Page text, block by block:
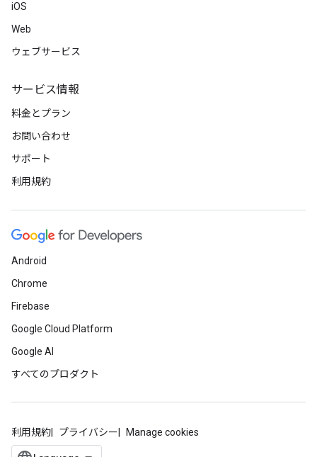
iOS
Web
ウェブサービス
サービス情報
料金とプラン
お問い合わせ
サポート
利用規約
Android
Chrome
Firebase
Google Cloud Platform
Google AI
すべてのプロダクト
利用規約 プライバシー Manage cookies